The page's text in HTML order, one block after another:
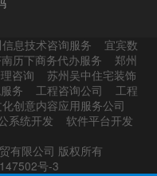
信息技术咨询服务
宜宾数
历下商务代办服务
郑州
咨询
苏州吴中住宅装饰
务 工程咨询公司
工程
创意内容应用服务公司
系统开发
软件平台开发
有限公司 版权所有
号-3